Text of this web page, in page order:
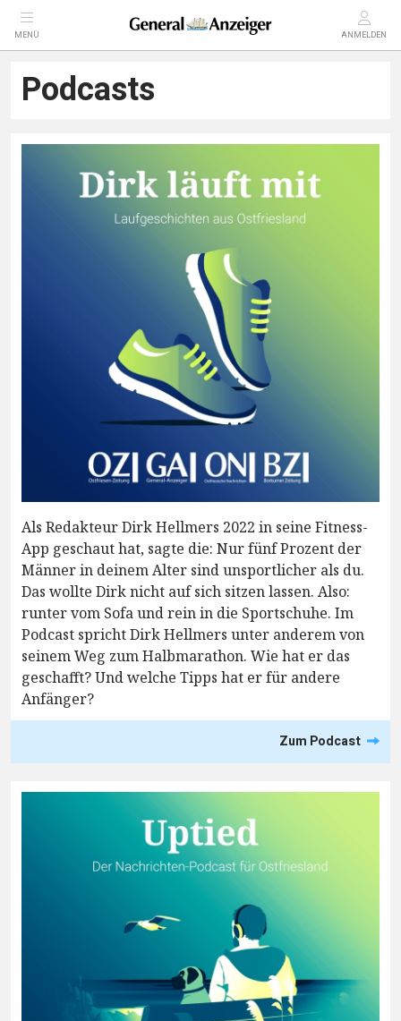
MENÜ ANMELDEN
Podcasts
Als Redakteur Dirk Hellmers 2022 in seine Fitness-
App geschaut hat, sagte die: Nur fünf Prozent der
Männer in deinem Alter sind unsportlicher als du.
Das wollte Dirk nicht auf sich sitzen lassen. Also:
runter vom Sofa und rein in die Sportschuhe. Im
Podcast spricht Dirk Hellmers unter anderem von
seinem Weg zum Halbmarathon. Wie hat er das
geschafft? Und welche Tipps hat er für andere
Anfänger?
Zum Podcast